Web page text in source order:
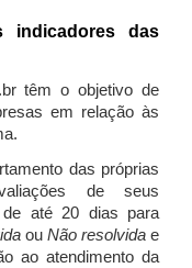
indicadores das
têm o objetivo de
em relação às
das próprias
de seus
até 20 dias para
ou Não resolvida e
ao atendimento da